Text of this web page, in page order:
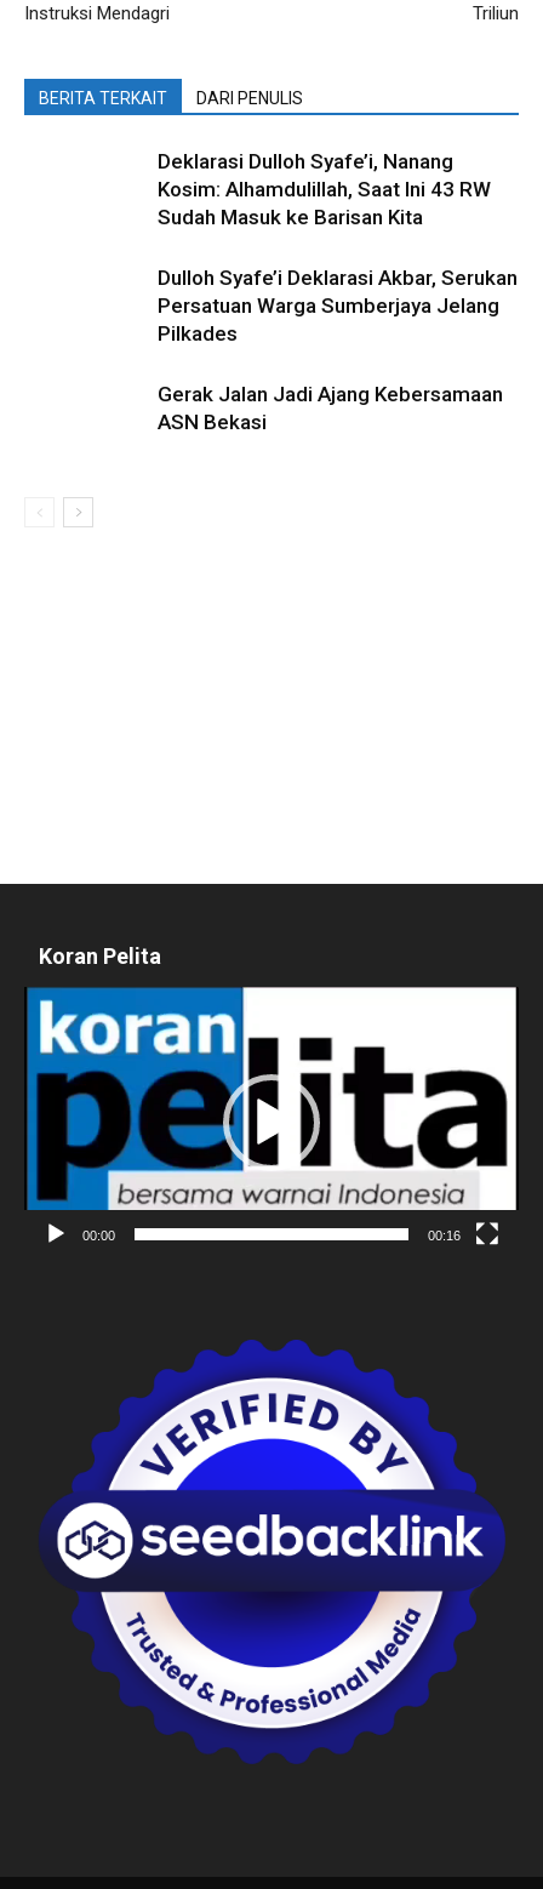
Instruksi Mendagri
Triliun
BERITA TERKAIT DARI PENULIS
Deklarasi Dulloh Syafe’i, Nanang
Kosim: Alhamdulillah, Saat Ini 43 RW
Sudah Masuk ke Barisan Kita
Dulloh Syafe’i Deklarasi Akbar, Serukan
Persatuan Warga Sumberjaya Jelang
Pilkades
Gerak Jalan Jadi Ajang Kebersamaan
ASN Bekasi
Koran Pelita
Pemutar
Video
00:00 00:16